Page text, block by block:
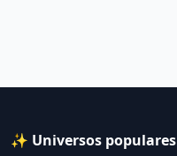
✨ Universos populares